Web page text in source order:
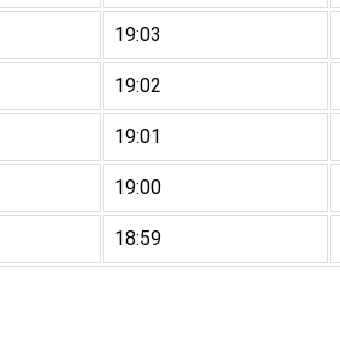
19:03
19:02
19:01
19:00
18:59